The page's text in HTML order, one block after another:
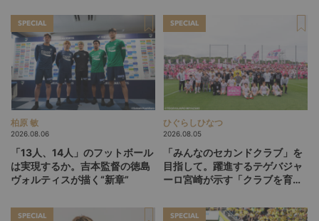
SPECIAL
柏原 敏
2026.08.06
「13人、14人」のフットボール
は実現するか。吉本監督の徳島
ヴォルティスが描く“新章”
SPECIAL
ひぐらしひなつ
2026.08.05
「みんなのセカンドクラブ」を
目指して。躍進するテゲバジャ
ーロ宮崎が示す「クラブを育て
SPECIAL SPECIAL